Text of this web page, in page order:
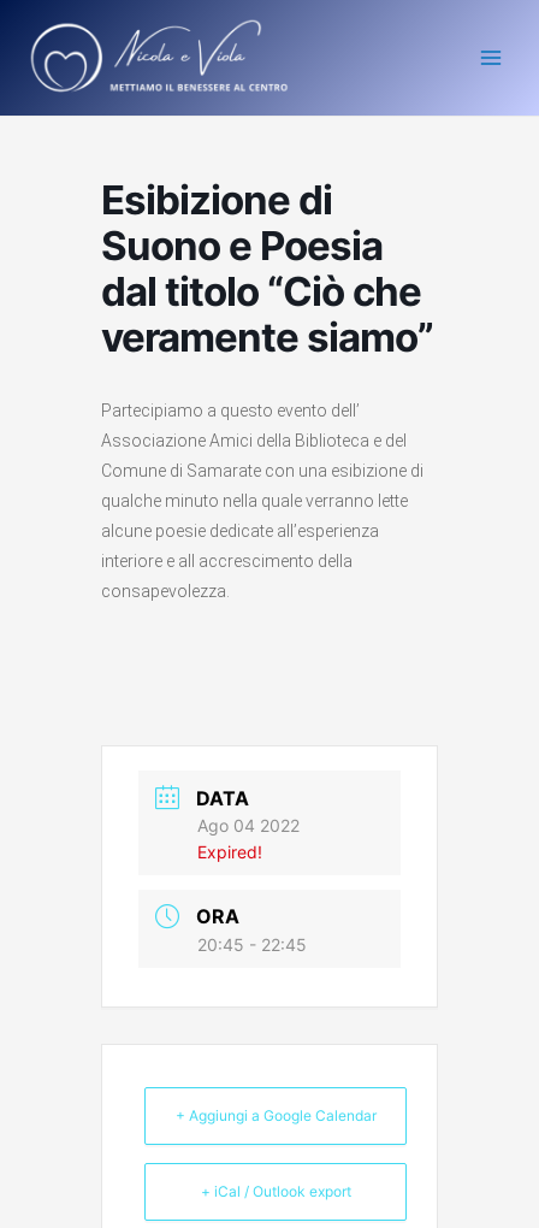
contenuto
Esibizione di
Suono e Poesia
dal titolo “Ciò che
veramente siamo”
Partecipiamo a questo evento dell’
Associazione Amici della Biblioteca e del
Comune di Samarate con una esibizione di
qualche minuto nella quale verranno lette
alcune poesie dedicate all’esperienza
interiore e all accrescimento della
consapevolezza.
DATA
Ago 04 2022
Expired!
ORA
20:45 - 22:45
+ Aggiungi a Google Calendar
+ iCal / Outlook export